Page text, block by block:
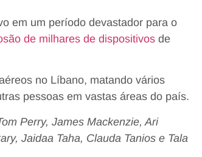
em um período devastador para o
de milhares de dispositivos de
no Líbano, matando vários
pessoas em vastas áreas do país.
Perry, James Mackenzie, Ari
Jaidaa Taha, Clauda Tanios e Tala